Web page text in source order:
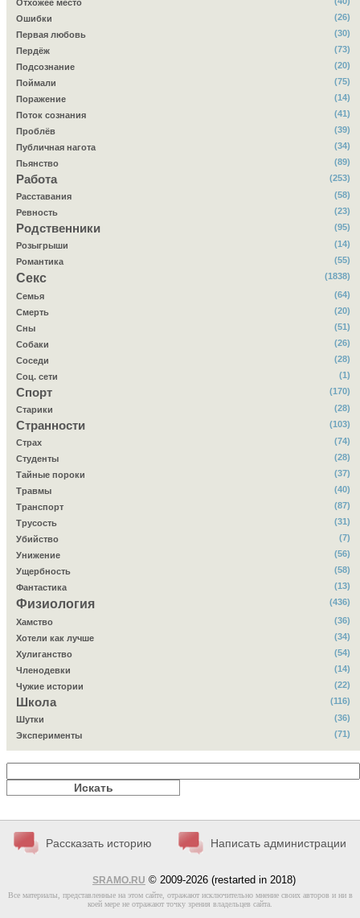
Отхожее место
Ошибки
(26)
Первая любовь
(30)
Пердёж
(73)
Подсознание
(20)
Поймали
(75)
Поражение
(14)
Поток сознания
(41)
Проблёв
(39)
Публичная нагота
(34)
Пьянство
(89)
Работа
(253)
Расставания
(58)
Ревность
(23)
Родственники
(95)
Розыгрыши
(14)
Романтика
(55)
Секс (1838)
Семья
(64)
Смерть
(20)
Сны
(51)
Собаки
(26)
Соседи
(28)
Соц. сети
(1)
Спорт
(170)
Старики
(28)
Странности
(103)
Страх
(74)
Студенты
(28)
Тайные пороки
(37)
Травмы
(40)
Транспорт
(87)
Трусость
(31)
Убийство
(7)
Унижение
(56)
Ущербность
(58)
Фантастика
(13)
Физиология (436)
Хамство
(36)
Хотели как лучше
(34)
Хулиганство
(54)
Членодевки
(14)
Чужие истории
(22)
Школа
(116)
Шутки
(36)
Эксперименты
(71)
Рассказать историю Написать администрации
SRAMO.RU © 2009-2026 (restarted in 2018)
Все материалы, представленные на этом сайте, отражают исключительно мнение своих авторов и ни в
коей мере не отражают точку зрения владельцев сайта.